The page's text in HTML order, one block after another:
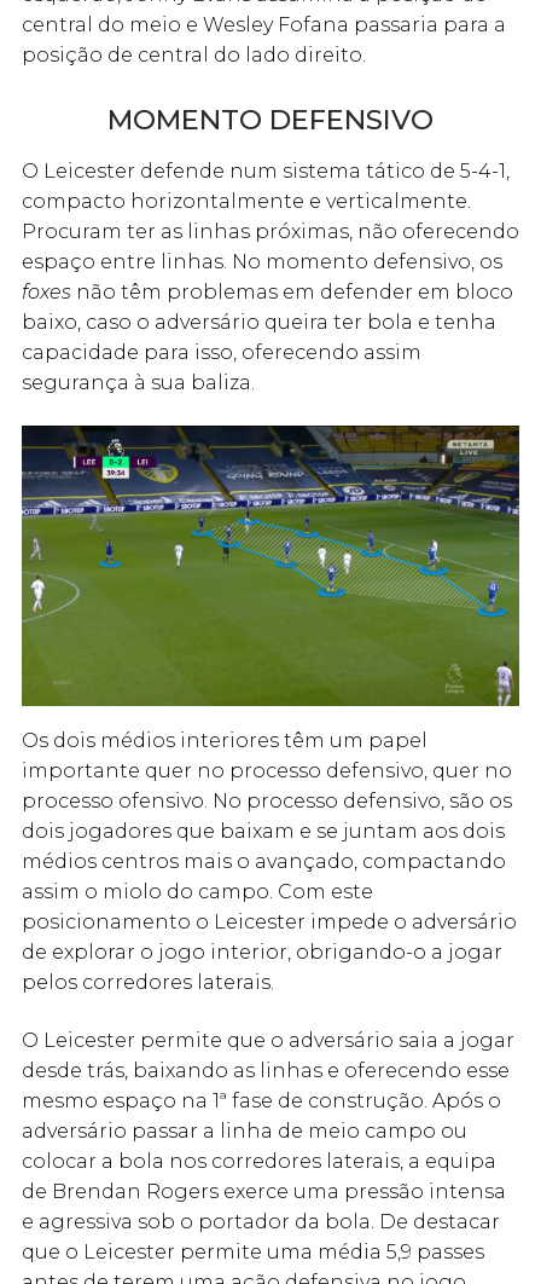
central do meio e Wesley Fofana passaria para a
posição de central do lado direito.
MOMENTO DEFENSIVO
O Leicester defende num sistema tático de 5-4-1,
compacto horizontalmente e verticalmente.
Procuram ter as linhas próximas, não oferecendo
espaço entre linhas. No momento defensivo, os
foxes não têm problemas em defender em bloco
baixo, caso o adversário queira ter bola e tenha
capacidade para isso, oferecendo assim
segurança à sua baliza.
Os dois médios interiores têm um papel
importante quer no processo defensivo, quer no
processo ofensivo. No processo defensivo, são os
dois jogadores que baixam e se juntam aos dois
médios centros mais o avançado, compactando
assim o miolo do campo. Com este
posicionamento o Leicester impede o adversário
de explorar o jogo interior, obrigando-o a jogar
pelos corredores laterais.
O Leicester permite que o adversário saia a jogar
desde trás, baixando as linhas e oferecendo esse
mesmo espaço na 1ª fase de construção. Após o
adversário passar a linha de meio campo ou
colocar a bola nos corredores laterais, a equipa
de Brendan Rogers exerce uma pressão intensa
e agressiva sob o portador da bola. De destacar
que o Leicester permite uma média 5,9 passes